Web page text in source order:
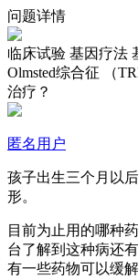
问题详情
临床试验 基因疗法
Olmsted综合征 （
治疗？
匿名用户
孩子出生三个月以
形。
目前为止用的哪种
台了解到这种病还
有一些药物可以缓